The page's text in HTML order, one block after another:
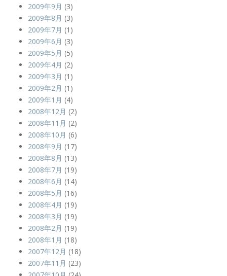
2009年9月 (3)
2009年8月 (3)
2009年7月 (1)
2009年6月 (3)
2009年5月 (5)
2009年4月 (2)
2009年3月 (1)
2009年2月 (1)
2009年1月 (4)
2008年12月 (2)
2008年11月 (2)
2008年10月 (6)
2008年9月 (17)
2008年8月 (13)
2008年7月 (19)
2008年6月 (14)
2008年5月 (16)
2008年4月 (19)
2008年3月 (19)
2008年2月 (19)
2008年1月 (18)
2007年12月 (18)
2007年11月 (23)